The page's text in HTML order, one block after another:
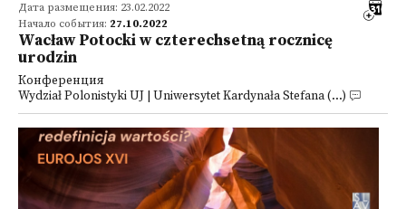
Дата размещения: 23.02.2022
Начало события: 27.10.2022
Wacław Potocki w czterechsetną rocznicę
urodzin
Конференция
Wydział Polonistyki UJ | Uniwersytet Kardynała Stefana (...)